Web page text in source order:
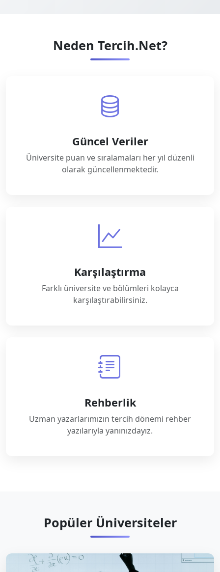
Neden Tercih.Net?
Güncel Veriler
Üniversite puan ve sıralamaları her yıl düzenli
olarak güncellenmektedir.
Karşılaştırma
Farklı üniversite ve bölümleri kolayca
karşılaştırabilirsiniz.
Rehberlik
Uzman yazarlarımızın tercih dönemi rehber
yazılarıyla yanınızdayız.
Popüler Üniversiteler